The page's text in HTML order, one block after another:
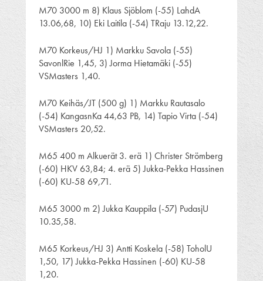
M70 3000 m 8) Klaus Sjöblom (-55) LahdA
13.06,68, 10) Eki Laitila (-54) TRaju 13.12,22.
M70 Korkeus/HJ 1) Markku Savola (-55)
SavonlRie 1,45, 3) Jorma Hietamäki (-55)
VSMasters 1,40.
M70 Keihäs/JT (500 g) 1) Markku Rautasalo
(-54) KangasnKa 44,63 PB, 14) Tapio Virta (-54)
VSMasters 20,52.
M65 400 m Alkuerät 3. erä 1) Christer Strömberg
(-60) HKV 63,84; 4. erä 5) Jukka-Pekka Hassinen
(-60) KU-58 69,71.
M65 3000 m 2) Jukka Kauppila (-57) PudasjU
10.35,58.
M65 Korkeus/HJ 3) Antti Koskela (-58) ToholU
1,50, 17) Jukka-Pekka Hassinen (-60) KU-58
1,20.